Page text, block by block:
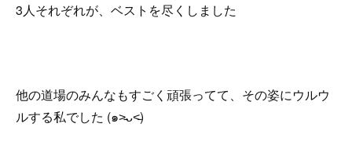
3人それぞれが、ベストを尽くしました
他の道場のみんなもすごく頑張ってて、その姿にウルウ
ルする私でした (๑˃̵ᴗ˂̵)